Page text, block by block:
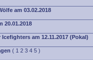
am 03.02.2018
20.01.2018
am 12.11.2017 (Pokal)
( 1 2 3 4 5 )